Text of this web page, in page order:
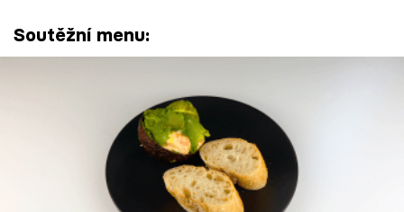
Soutěžní menu: